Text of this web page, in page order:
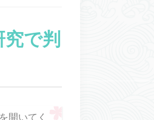
で判
開いてく